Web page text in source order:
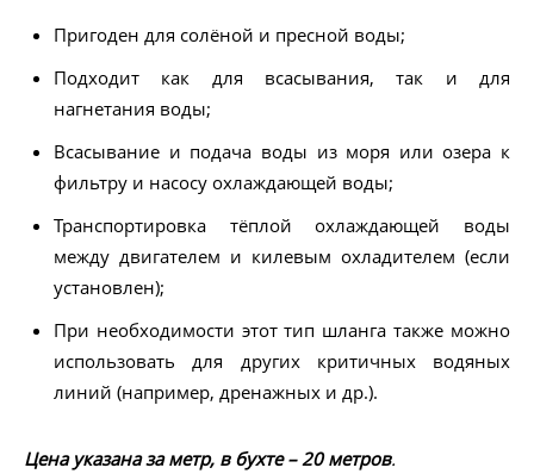
Пригоден для солёной и пресной воды;
Подходит как для всасывания, так и для
нагнетания воды;
Всасывание и подача воды из моря или озера к
фильтру и насосу охлаждающей воды;
Транспортировка тёплой охлаждающей воды
между двигателем и килевым охладителем (если
установлен);
При необходимости этот тип шланга также можно
использовать для других критичных водяных
линий (например, дренажных и др.).
Цена указана за метр, в бухте – 20 метров.